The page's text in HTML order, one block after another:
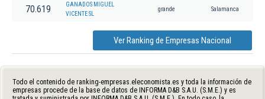
70.619
GANADOS MIGUEL
VICENTE SL
grande Salamanca
Ver Ranking de Empresas Nacional
Todo el contenido de ranking-empresas.eleconomista.es y toda la información de
empresas procede de la base de datos de INFORMA D&B S.A.U. (S.M.E.) y es